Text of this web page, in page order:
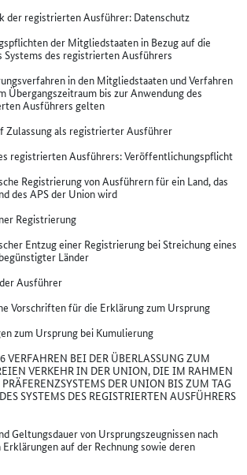
der registrierten Ausführer: Datenschutz
der Mitgliedstaaten in Bezug auf die
des registrierten Ausführers
in den Mitgliedstaaten und Verfahren
Übergangszeitraum bis zur Anwendung des
Ausführers gelten
Zulassung als registrierter Ausführer
registrierten Ausführers: Veröffentlichungspflicht
Registrierung von Ausführern für ein Land, das
des APS der Union wird
Registrierung
Entzug einer Registrierung bei Streichung eines
Länder
Ausführer
Vorschriften für die Erklärung zum Ursprung
zum Ursprung bei Kumulierung
VERFAHREN BEI DER ÜBERLASSUNG ZUM
VERKEHR IN DER UNION, DIE IM RAHMEN
DER UNION BIS ZUM TAG
SYSTEMS DES REGISTRIERTEN AUSFÜHRERS
Geltungsdauer von Ursprungszeugnissen nach
auf der Rechnung sowie deren